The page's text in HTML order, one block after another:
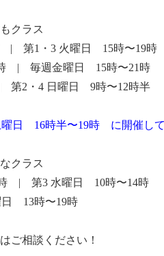
クラス
| 第1・3 火曜日 15時〜19時
| 毎週金曜日 15時〜21時
2・4 日曜日 9時〜12時半
曜日 16時半〜19時 に開催し
クラス
| 第3 水曜日 10時〜14時
日 13時〜19時
ご相談ください！